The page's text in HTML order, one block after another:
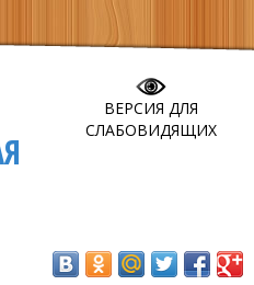
ВЕРСИЯ ДЛЯ
СЛАБОВИДЯЩИХ